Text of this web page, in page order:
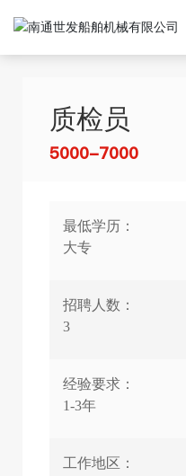
关于世发
新闻资讯
人才招聘
质检员
5000-7000
最低学历：
大专
招聘人数：
3
经验要求：
1-3年
工作地区：